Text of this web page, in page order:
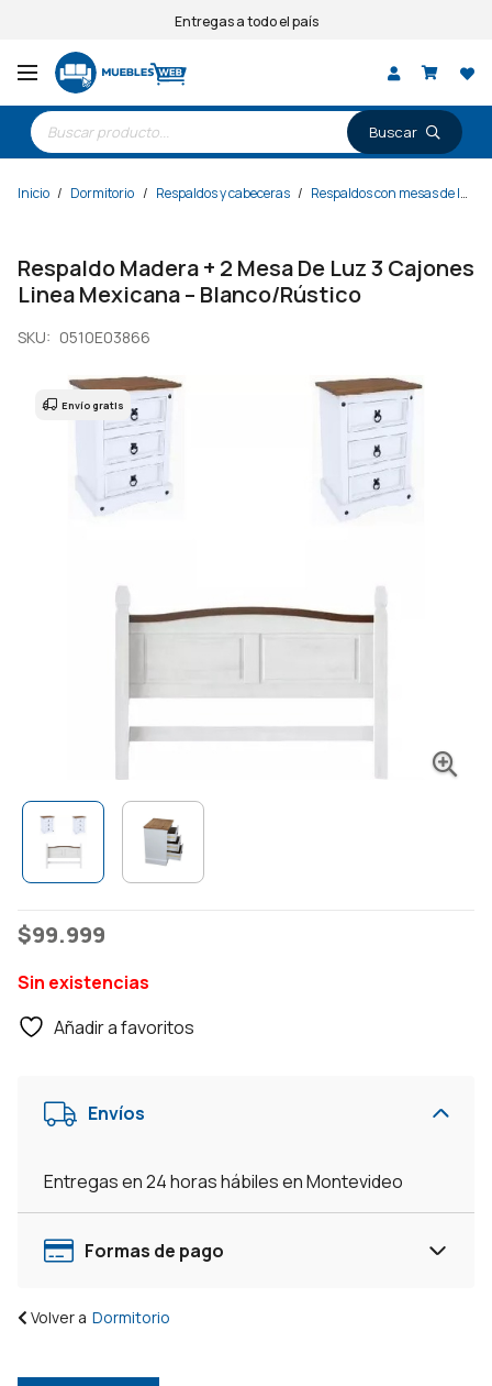
Entregas a todo el país
Búsqueda
de
productos
Inicio / Dormitorio / Respaldos y cabeceras / Respaldos con mesas de luz
Respaldo Madera + 2 Mesa De Luz 3 Cajones
Linea Mexicana – Blanco/Rústico
SKU: 0510E03866
Envío gratis
$99.999
Sin existencias
Añadir a favoritos
Envíos
Entregas en 24 horas hábiles en Montevideo
Formas de pago
Volver a Dormitorio